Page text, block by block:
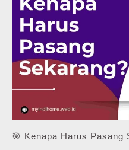
🎯 Kenapa Harus Pasang